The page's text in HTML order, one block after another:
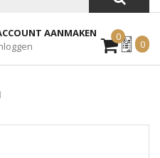
AANMAKEN
0Mijn
Offerte
0